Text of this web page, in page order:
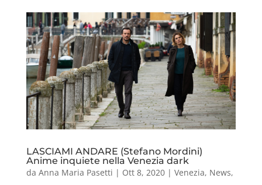
LASCIAMI ANDARE (Stefano Mordini)
Anime inquiete nella Venezia dark
da Anna Maria Pasetti | Ott 8, 2020| Venezia, News,